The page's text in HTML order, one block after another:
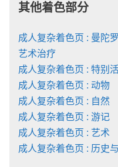
其他着色部分
成人复杂着色页 : 曼陀罗
艺术治疗
成人复杂着色页 : 特别
成人复杂着色页 : 动物
成人复杂着色页 : 自然
成人复杂着色页 : 游记
成人复杂着色页 : 艺术
成人复杂着色页 : 历史